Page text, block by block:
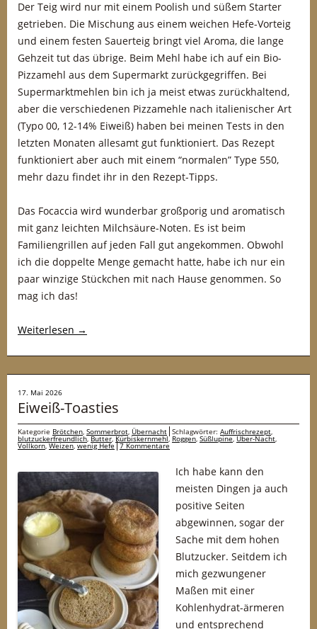
Der Teig wird nur mit einem Poolish und süßem Starter
getrieben. Die Mischung aus einem weichen Hefe-Vorteig
und einem festen Sauerteig bringt viel Aroma, die lange
Gehzeit tut das übrige. Beim Mehl habe ich auf ein Bio-
Pizzamehl aus dem Supermarkt zurückgegriffen. Bei
Supermarktmehlen bin ich ja meist etwas zurückhaltend,
aber die verschiedenen Pizzamehle nach italienischer Art
(Typo 00, 12-14% Eiweiß) haben bei meinen Tests in den
letzten Monaten allesamt gut funktioniert. Das Rezept
funktioniert aber auch mit einem “normalen” Type 550,
mehr dazu findet ihr in den Rezept-Tipps.
Das Focaccia wird wunderbar großporig und aromatisch
mit ganz leichten Milchsäure-Noten. Es ist beim
Familiengrillen auf jeden Fall gut angekommen. Obwohl
ich die doppelte Menge gemacht hatte, habe ich nur ein
paar winzige Stückchen mit nach Hause genommen. So
mag ich das!
Weiterlesen →
17. Mai 2026
Eiweiß-Toasties
Kategorie Brötchen, Sommerbrot, Übernacht Schlagwörter: Auffrischrezept,
blutzuckerfreundlich,Butter,Kürbiskernmehl, Roggen, Süßlupine,Über-Nacht,
Vollkorn,Weizen,wenig Hefe 7 Kommentare
Ich habe kann den
meisten Dingen ja auch
positive Seiten
abgewinnen, sogar der
Sache mit dem hohen
Blutzucker. Seitdem ich
mich gezwungener
Maßen mit einer
Kohlenhydrat-ärmeren
und entsprechend